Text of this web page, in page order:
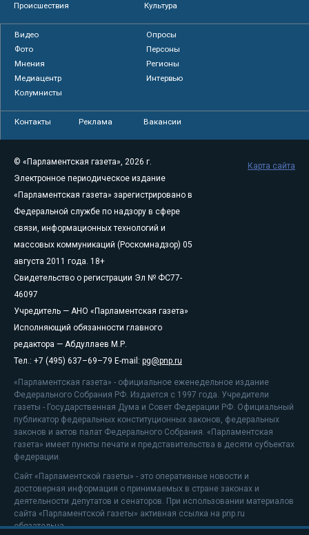
Происшествия
Культура
Видео
Опросы
Фото
Персоны
Мнения
Регионы
Медиацентр
Интервью
Колумнисты
Контакты Реклама Вакансии
© «Парламентская газета», 2026 г.
Электронное периодическое издание
«Парламентская газета» зарегистрировано в
Федеральной службе по надзору в сфере
связи, информационных технологий и
массовых коммуникаций (Роскомнадзор) 05
августа 2011 года. 18+
Свидетельство о регистрации Эл № ФС77-
46097
Учредитель — АНО «Парламентская газета»
Исполняющий обязанности главного
редактора — Абдуллаев М.Р.
Тел.: +7 (495) 637–69–79 E-mail: pg@pnp.ru
«Парламентская газета» - официальное еженедельное издание
Федерального Собрания РФ. Издается с 1997 года. Учредители
газеты - Государственная Дума и Совет Федерации РФ. Официальный
публикатор федеральных конституционных законов, федеральных
законов и актов палат Федерального Собрания. «Парламентская
газета» имеет пункты печати и представительства в десяти субъектах
федерации.
Сайт «Парламентской газеты» - это оперативные новости и
достоверная информация о принимаемых в стране законах и
деятельности депутатов и сенаторов. При использовании материалов
сайта «Парламентской газеты» активная ссылка на pnp.ru
обязательна.
Карта сайта